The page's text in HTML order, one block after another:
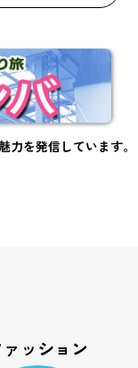
力を発信しています。
ァッション